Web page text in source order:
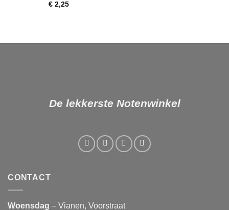
€2,25
De lekkerste Notenwinkel
CONTACT
Woensdag – Vianen, Voorstraat